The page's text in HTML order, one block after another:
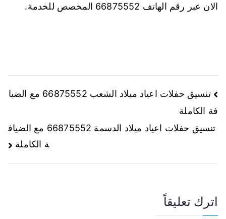
الان عبر رقم الهاتف 66875552 المخصص للخدمة.
تنسيق حفلات اعياد ميلاد الشعب 66875552 مع الضيا
فة الكاملة
تنسيق حفلات اعياد ميلاد الدسمة 66875552 مع الضياف
ة الكاملة
اترك تعليقاً